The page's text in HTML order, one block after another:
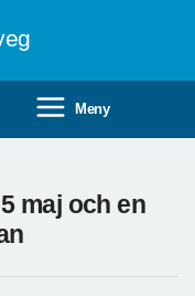
Meny
maj och en